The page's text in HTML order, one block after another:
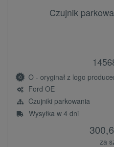
Czujnik
O - oryginał z logo
Ford OE
Czujniki parkowania
Wysyłka w 4 dni
za